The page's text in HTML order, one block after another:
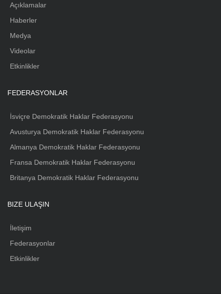
Açıklamalar
Haberler
Medya
Videolar
Etkinlikler
FEDERASYONLAR
İsviçre Demokratik Haklar Federasyonu
Avusturya Demokratik Haklar Federasyonu
Almanya Demokratik Haklar Federasyonu
Fransa Demokratik Haklar Federasyonu
Britanya Demokratik Haklar Federasyonu
BIZE ULAŞIN
İletişim
Federasyonlar
Etkinlikler